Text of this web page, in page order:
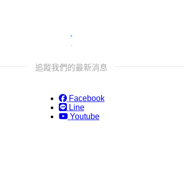
追蹤我們的最新消息
Facebook
Line
Youtube